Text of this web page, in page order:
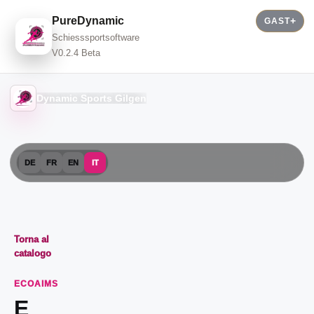
PureDynamic
Schiesssportsoftware
V0.2.4 Beta
GAST
Dynamic Sports Gilgen
DE FR EN IT
Torna al
catalogo
ECOAIMS
E